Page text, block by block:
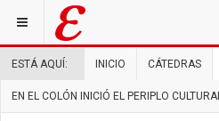
ESTÁ AQUÍ: INICIO CÁTEDRAS
EN EL COLÓN INICIÓ EL PERIPLO